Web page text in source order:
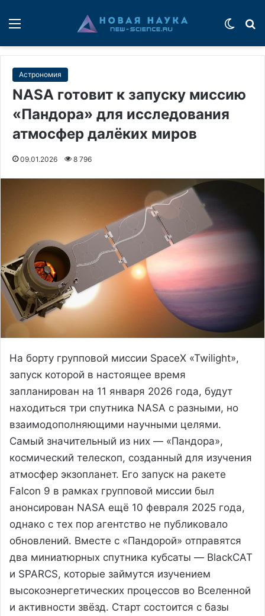
Астрономия
NASA готовит к запуску миссию
«Пандора» для исследования
атмосфер далёких миров
09.01.2026 8 796
На борту групповой миссии SpaceX «Twilight»,
запуск которой в настоящее время
запланирован на 11 января 2026 года, будут
находиться три спутника NASA с разными, но
взаимодополняющими научными целями.
Самый значительный из них — «Пандора»,
космический телескоп, созданный для изучения
атмосфер экзопланет. Его запуск на ракете
Falcon 9 в рамках групповой миссии был
анонсирован NASA ещё 10 февраля 2025 года,
однако с тех пор агентство не публиковало
обновлений. Вместе с «Пандорой» отправятся
два миниатюрных спутника кубсаты — BlackCAT
и SPARCS, которые займутся изучением
высокоэнергетических процессов во Вселенной
и активности звёзд. Старт состоится с базы